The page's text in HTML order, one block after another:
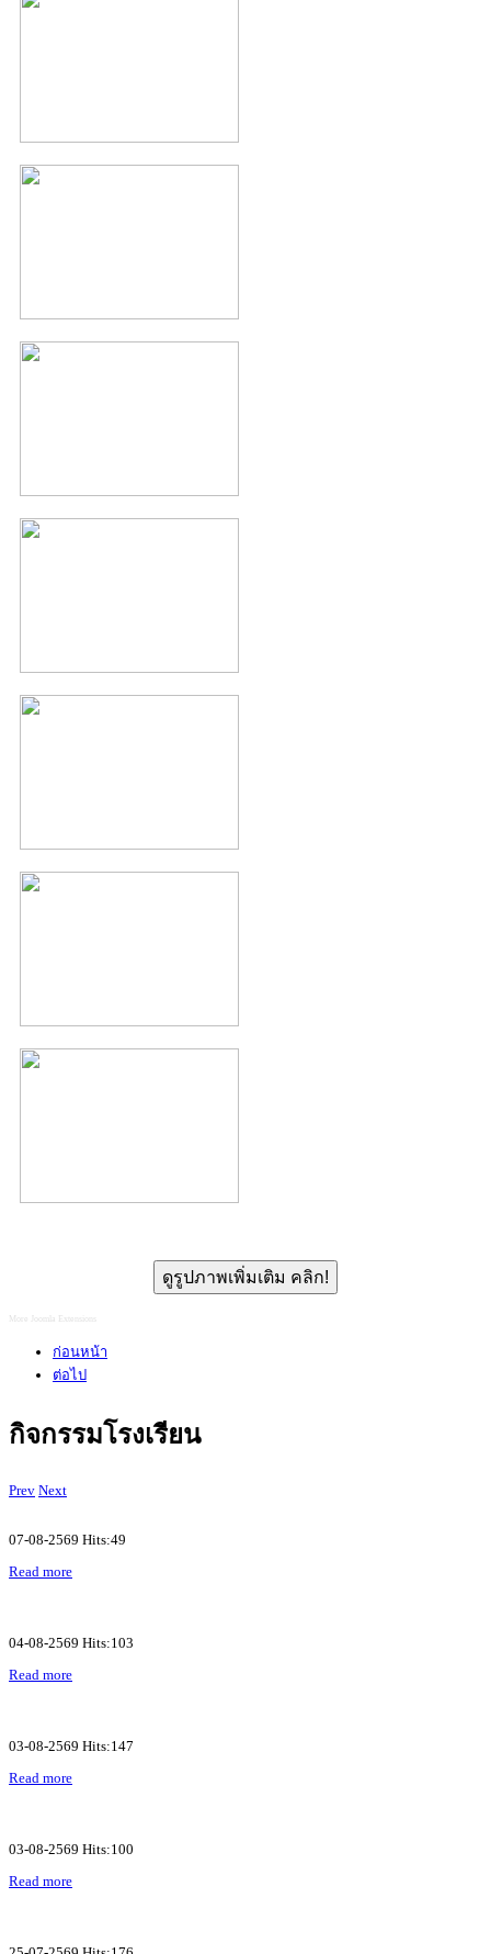
ดูรูปภาพเพิ่มเติม คลิก!
More Joomla Extensions
ก่อนหน้า
ต่อไป
กิจกรรมโรงเรียน
Prev Next
07-08-2569 Hits:49
Read more
04-08-2569 Hits:103
Read more
03-08-2569 Hits:147
Read more
03-08-2569 Hits:100
Read more